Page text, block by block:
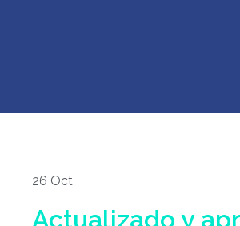
26 Oct
Actualizado y